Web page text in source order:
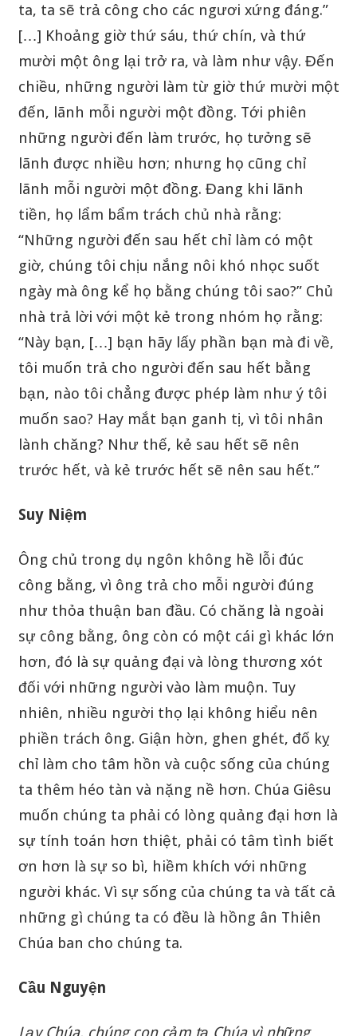
ta, ta sẽ trả công cho các ngươi xứng đáng.”
[…] Khoảng giờ thứ sáu, thứ chín, và thứ
mười một ông lại trở ra, và làm như vậy. Đến
chiều, những người làm từ giờ thứ mười một
đến, lãnh mỗi người một đồng. Tới phiên
những người đến làm trước, họ tưởng sẽ
lãnh được nhiều hơn; nhưng họ cũng chỉ
lãnh mỗi người một đồng. Đang khi lãnh
tiền, họ lẩm bẩm trách chủ nhà rằng:
“Những người đến sau hết chỉ làm có một
giờ, chúng tôi chịu nắng nôi khó nhọc suốt
ngày mà ông kể họ bằng chúng tôi sao?” Chủ
nhà trả lời với một kẻ trong nhóm họ rằng:
“Này bạn, […] bạn hãy lấy phần bạn mà đi về,
tôi muốn trả cho người đến sau hết bằng
bạn, nào tôi chẳng được phép làm như ý tôi
muốn sao? Hay mắt bạn ganh tị, vì tôi nhân
lành chăng? Như thế, kẻ sau hết sẽ nên
trước hết, và kẻ trước hết sẽ nên sau hết.”
Suy Niệm
Ông chủ trong dụ ngôn không hề lỗi đúc
công bằng, vì ông trả cho mỗi người đúng
như thỏa thuận ban đầu. Có chăng là ngoài
sự công bằng, ông còn có một cái gì khác lớn
hơn, đó là sự quảng đại và lòng thương xót
đối với những người vào làm muộn. Tuy
nhiên, nhiều người thọ lại không hiểu nên
phiền trách ông. Giận hờn, ghen ghét, đố kỵ
chỉ làm cho tâm hồn và cuộc sống của chúng
ta thêm héo tàn và nặng nề hơn. Chúa Giêsu
muốn chúng ta phải có lòng quảng đại hơn là
sự tính toán hơn thiệt, phải có tâm tình biết
ơn hơn là sự so bì, hiềm khích với những
người khác. Vì sự sống của chúng ta và tất cả
những gì chúng ta có đều là hồng ân Thiên
Chúa ban cho chúng ta.
Cầu Nguyện
Lạy Chúa, chúng con cảm tạ Chúa vì những